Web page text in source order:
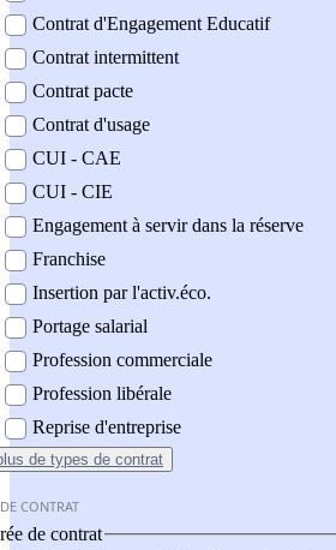
Contrat d'Engagement Educatif
Contrat intermittent
Contrat pacte
Contrat d'usage
CUI - CAE
CUI - CIE
Engagement à servir dans la réserve
Franchise
Insertion par l'activ.éco.
Portage salarial
Profession commerciale
Profession libérale
Reprise d'entreprise
de types de contrat
CONTRAT
de contrat